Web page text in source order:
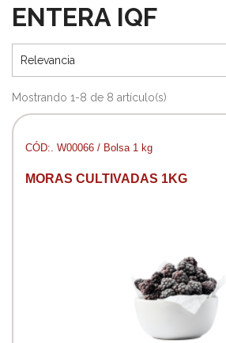
ENTERA IQF
Relevancia
Mostrando 1-8 de 8 artículo(s)
CÓD:. W00066 / Bolsa 1 kg
MORAS CULTIVADAS 1KG